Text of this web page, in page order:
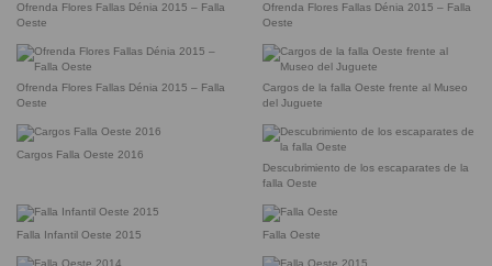
Ofrenda Flores Fallas Dénia 2015 – Falla
Oeste
Ofrenda Flores Fallas Dénia 2015 – Falla
Oeste
Ofrenda Flores Fallas Dénia 2015 – Falla
Oeste
Cargos de la falla Oeste frente al Museo
del Juguete
Cargos Falla Oeste 2016
Descubrimiento de los escaparates de la
falla Oeste
Falla Infantil Oeste 2015 Falla Oeste